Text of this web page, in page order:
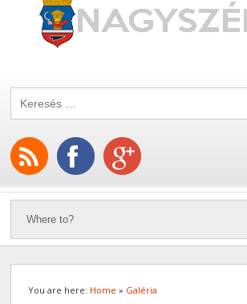
You are here: Home » Galéria